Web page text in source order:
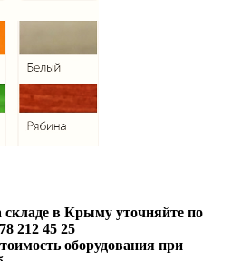
складе в Крыму уточняйте по
45 25
оборудования при